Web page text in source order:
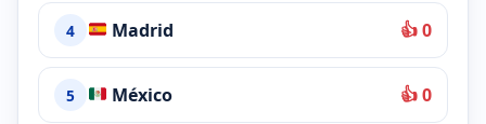
4 Madrid 👍 0
5 México 👍 0